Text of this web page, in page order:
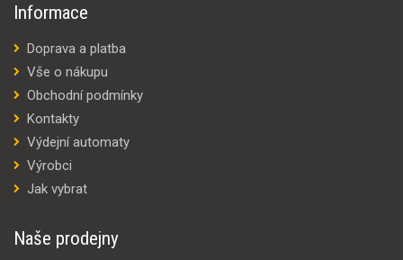
Informace
Doprava a platba
Vše o nákupu
Obchodní podmínky
Kontakty
Výdejní automaty
Výrobci
Jak vybrat
Naše prodejny